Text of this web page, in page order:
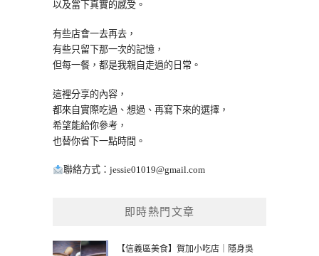
以及當下真實的感受。
有些店會一去再去，
有些只留下那一次的記憶，
但每一餐，都是我親自走過的日常。
這裡分享的內容，
都來自實際吃過、想過、再寫下來的選擇，
希望能給你參考，
也替你省下一點時間。
聯絡方式： jessie01019@gmail.com
即時熱門文章
【信義區美食】賀加小吃店｜隱身吳